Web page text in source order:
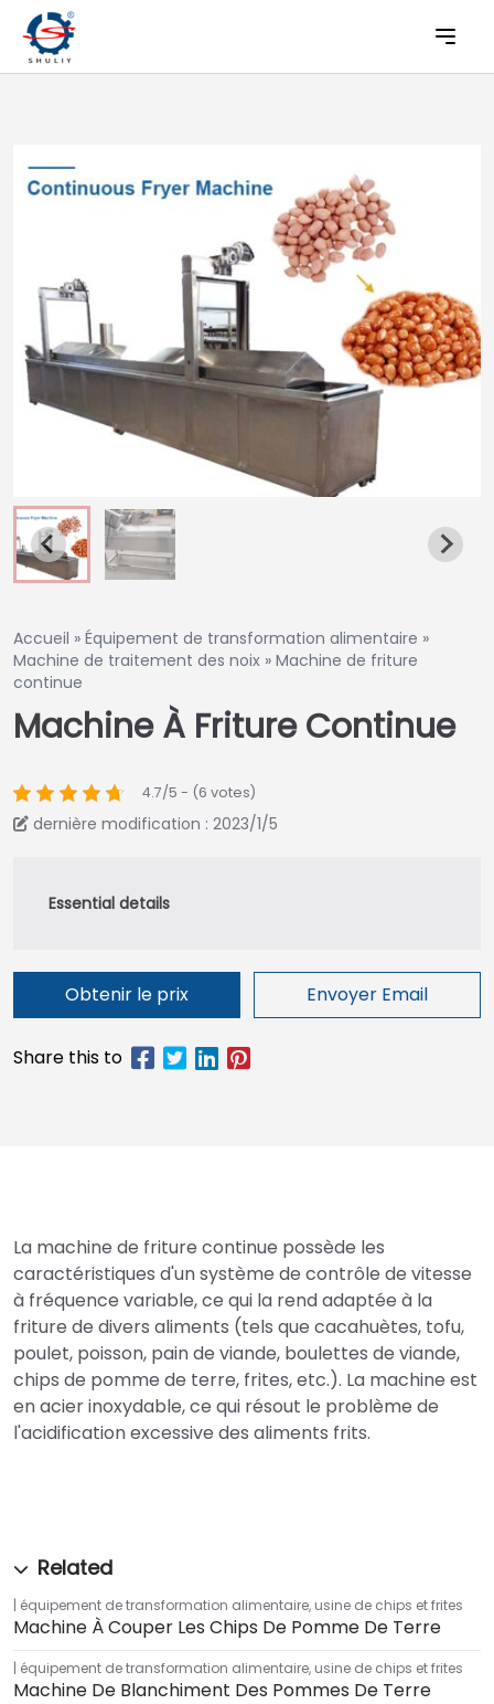
Accueil » Équipement de transformation alimentaire »
Machine de traitement des noix » Machine de friture
continue
Machine À Friture Continue
4.7/5 - (6 votes)
dernière modification : 2023/1/5
Obtenir le prix Envoyer Email
La machine de friture continue possède les
caractéristiques d'un système de contrôle de vitesse
à fréquence variable, ce qui la rend adaptée à la
friture de divers aliments (tels que cacahuètes, tofu,
poulet, poisson, pain de viande, boulettes de viande,
chips de pomme de terre, frites, etc.). La machine est
en acier inoxydable, ce qui résout le problème de
l'acidification excessive des aliments frits.
équipement de transformation alimentaire, usine de chips et frites
Machine À Couper Les Chips De Pomme De Terre
équipement de transformation alimentaire, usine de chips et frites
Machine De Blanchiment Des Pommes De Terre